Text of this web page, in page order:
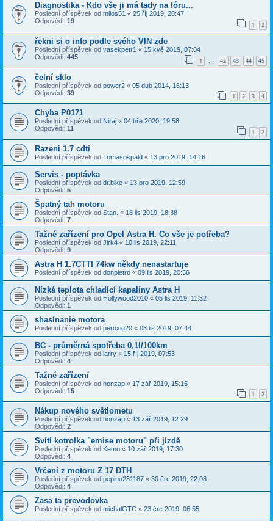
Diagnostika - Kdo vše ji má tady na fóru...
Poslední příspěvek od milos51 « 25 říj 2019, 20:47
Odpovědi: 19 1 2
řekni si o info podle svého VIN zde
Poslední příspěvek od vasekpetr1 « 15 kvě 2019, 07:04
Odpovědi: 445 1 … 42 43 44 45
čelní sklo
Poslední příspěvek od power2 « 05 dub 2014, 16:13
Odpovědi: 39 1 2 3 4
Chyba P0171
Poslední příspěvek od Niraj « 04 bře 2020, 19:58
Odpovědi: 11 1 2
Razeni 1.7 cdti
Poslední příspěvek od Tomasospald « 13 pro 2019, 14:16
Servis - poptávka
Poslední příspěvek od dr.bike « 13 pro 2019, 12:59
Odpovědi: 5
Špatný tah motoru
Poslední příspěvek od Stan. « 18 lis 2019, 18:38
Odpovědi: 7
Tažné zařízení pro Opel Astra H. Co vše je potřeba?
Poslední příspěvek od Jirk4 « 10 lis 2019, 22:11
Odpovědi: 9
Astra H 1.7CTTI 74kw někdy nenastartuje
Poslední příspěvek od donpietro « 09 lis 2019, 20:56
Nízká teplota chladící kapaliny Astra H
Poslední příspěvek od Hollywood2010 « 05 lis 2019, 11:32
Odpovědi: 1
shasínanie motora
Poslední příspěvek od peroxid20 « 03 lis 2019, 07:44
BC - průměrná spotřeba 0,1l/100km
Poslední příspěvek od larry « 15 říj 2019, 07:53
Odpovědi: 4
Tažné zařízení
Poslední příspěvek od honzap « 17 zář 2019, 15:16
Odpovědi: 15 1 2
Nákup nového světlometu
Poslední příspěvek od honzap « 13 zář 2019, 12:29
Odpovědi: 2
Svítí kotrolka "emise motoru" při jízdě
Poslední příspěvek od Kemo « 10 zář 2019, 17:30
Odpovědi: 4
Vrčení z motoru Z 17 DTH
Poslední příspěvek od pepino231187 « 30 črc 2019, 22:08
Odpovědi: 4
Zasa ta prevodovka
Poslední příspěvek od michalGTC « 23 črc 2019, 06:55